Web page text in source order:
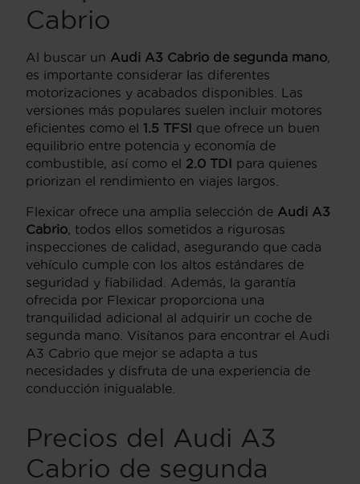
Cabrio
Al buscar un Audi A3 Cabrio de segunda mano,
es importante considerar las diferentes
motorizaciones y acabados disponibles. Las
versiones más populares suelen incluir motores
eficientes como el 1.5 TFSI que ofrece un buen
equilibrio entre potencia y economía de
combustible, así como el 2.0 TDI para quienes
priorizan el rendimiento en viajes largos.
Flexicar ofrece una amplia selección de Audi A3
Cabrio, todos ellos sometidos a rigurosas
inspecciones de calidad, asegurando que cada
vehículo cumple con los altos estándares de
seguridad y fiabilidad. Además, la garantía
ofrecida por Flexicar proporciona una
tranquilidad adicional al adquirir un coche de
segunda mano. Visítanos para encontrar el Audi
A3 Cabrio que mejor se adapta a tus
necesidades y disfruta de una experiencia de
conducción inigualable.
Precios del Audi A3
Cabrio de segunda